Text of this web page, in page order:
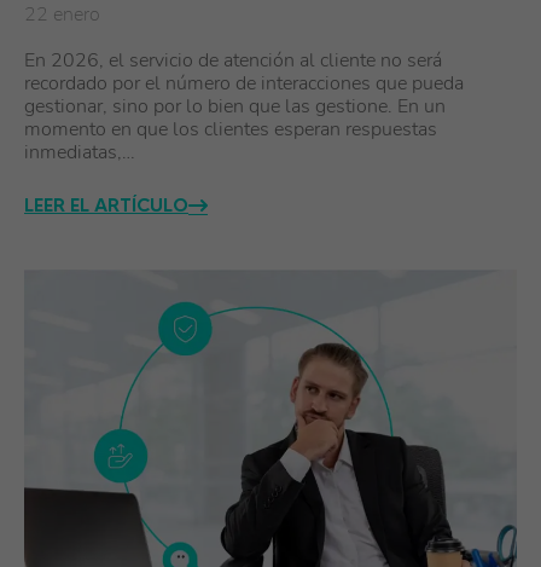
22 enero
En 2026, el servicio de atención al cliente no será
recordado por el número de interacciones que pueda
gestionar, sino por lo bien que las gestione. En un
momento en que los clientes esperan respuestas
inmediatas,…
LEER EL ARTÍCULO